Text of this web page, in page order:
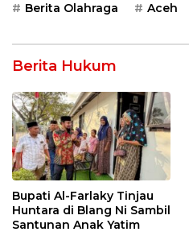
Berita Olahraga Aceh
Berita Hukum
Bupati Al-Farlaky Tinjau
Huntara di Blang Ni Sambil
Santunan Anak Yatim